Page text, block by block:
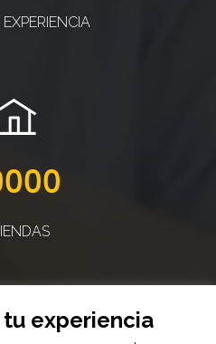
tu experiencia